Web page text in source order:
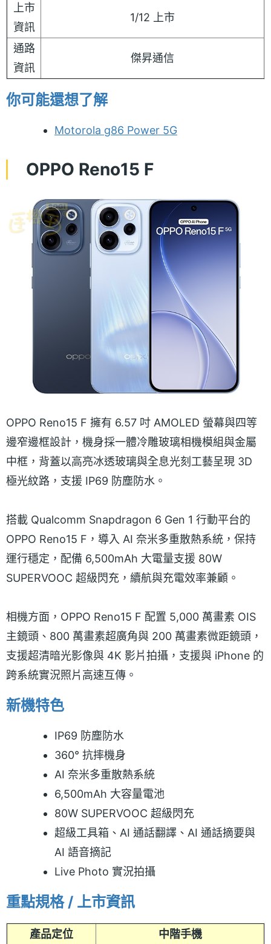
上市
資訊
1/12 上市
通路
資訊
傑昇通信
你可能還想了解
Motorola g86 Power 5G
OPPO Reno15 F
OPPO Reno15 F 擁有 6.57 吋 AMOLED 螢幕與四等
邊窄邊框設計，機身採一體冷雕玻璃相機模組與金屬
中框，背蓋以高亮冰透玻璃與全息光刻工藝呈現 3D
極光紋路，支援 IP69 防塵防水。
搭載 Qualcomm Snapdragon 6 Gen 1 行動平台的
OPPO Reno15 F，導入 AI 奈米多重散熱系統，保持
運行穩定，配備 6,500mAh 大電量支援 80W
SUPERVOOC 超級閃充，續航與充電效率兼顧。
相機方面，OPPO Reno15 F 配置 5,000 萬畫素 OIS
主鏡頭、800 萬畫素超廣角與 200 萬畫素微距鏡頭，
支援超清暗光影像與 4K 影片拍攝，支援與 iPhone 的
跨系統實況照片高速互傳。
新機特色
IP69 防塵防水
360° 抗摔機身
AI 奈米多重散熱系統
6,500mAh 大容量電池
80W SUPERVOOC 超級閃充
超級工具箱、AI 通話翻譯、AI 通話摘要與
AI 語音摘記
Live Photo 實況拍攝
重點規格 / 上市資訊
產品定位 中階手機